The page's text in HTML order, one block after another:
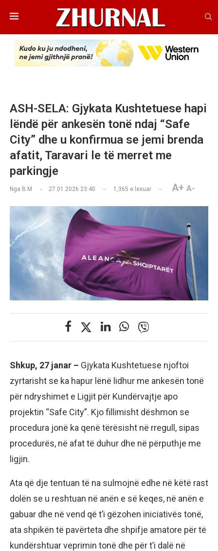
ASH-SELA: Gjykata Kushtetuese hapi
lëndë për ankesën tonë ndaj “Safe
City” dhe u konfirmua se jemi brenda
afatit, Taravari le të merret me
parkingje
Nga B.M 27.01.2026 23:40 1,365 e lexuar A+ A-
Shkup, 27 janar – Gjykata Kushtetuese njoftoi
zyrtarisht se ka hapur lënë lidhur me ankesën tonë
për ndryshimet e Ligjit për Kundërvajtje apo
projektin “Safe City”. Kjo fillimisht dëshmon se
procedura jonë ka qenë tërësisht në rregull, sipas
procedurës, në afat të duhur dhe në përputhje me
ligjin.
Ata që dje tentuan të na sulmojnë edhe në këtë rast
dolën se u reshtuan në anën e së keqes, në anën e
gabuar dhe në vend që t’i gëzohen iniciativës tonë,
ata shpikën të pavërteta dhe shpifje amatore për të
kundërshtuar veprimin tonë dhe për t’i dalë në